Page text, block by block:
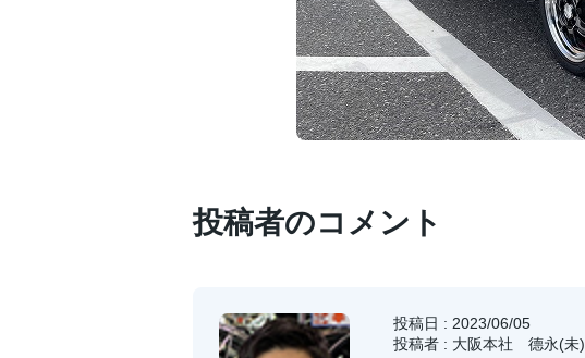
投稿者のコメント
投稿日 : 2023/06/05
投稿者 : 大阪本社 德永(未)